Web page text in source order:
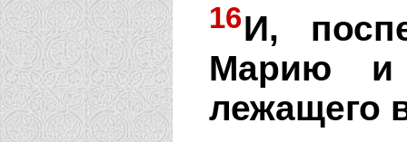
16И,
Марию и
лежащего